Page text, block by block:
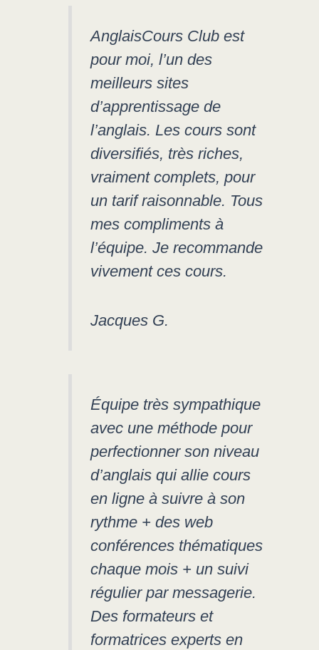
AnglaisCours Club est
pour moi, l’un des
meilleurs sites
d’apprentissage de
l’anglais. Les cours sont
diversifiés, très riches,
vraiment complets, pour
un tarif raisonnable. Tous
mes compliments à
l’équipe. Je recommande
vivement ces cours.
Jacques G.
Équipe très sympathique
avec une méthode pour
perfectionner son niveau
d’anglais qui allie cours
en ligne à suivre à son
rythme + des web
conférences thématiques
chaque mois + un suivi
régulier par messagerie.
Des formateurs et
formatrices experts en